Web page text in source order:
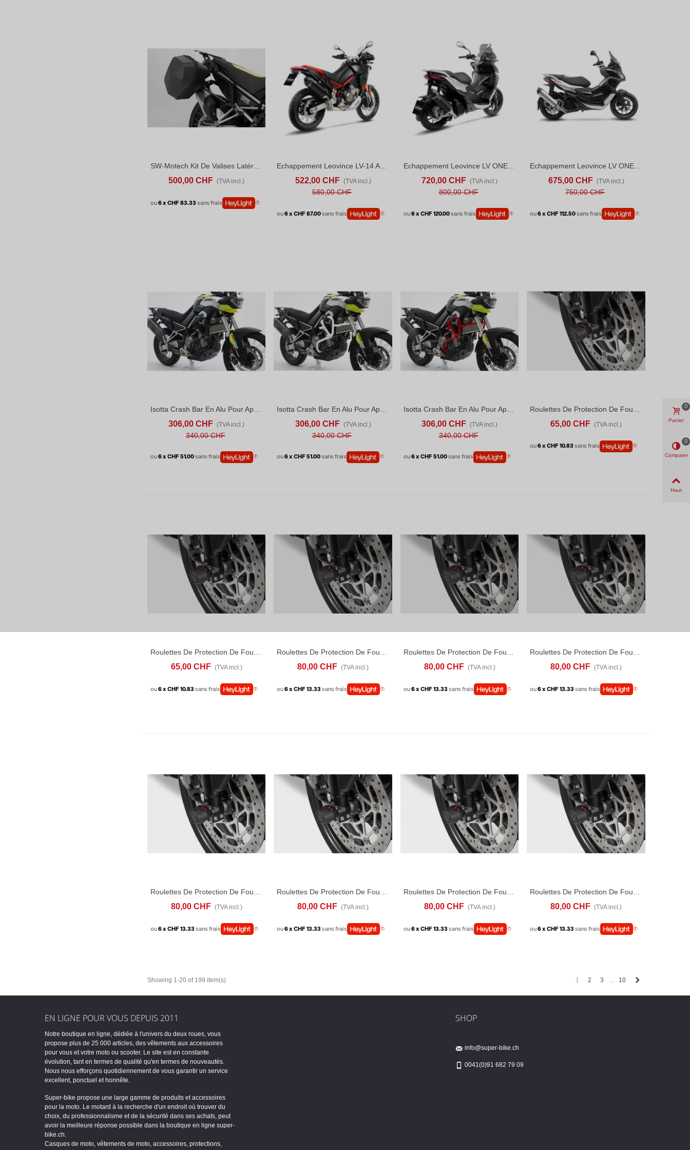
AJOUTER AU PANIERADD TO COMPARE
SW-Motech Kit De Valises Latérales URBAN ABS. Aprilia Tuareg 660 (21-26)
500,00 CHF (TVA incl.)
ou6 x CHF 83.33sans frais
AJOUTER AU PANIERADD TO COMPARE
Echappement Leovince LV-14 Aprilia Tuareg (2022-26) Black Edition
522,00 CHF (TVA incl.)
580,00 CHF
ou6 x CHF 87.00sans frais
AJOUTER AU PANIERADD TO COMPARE
Echappement Leovince LV ONE Evo APRILIA SR GT 125/SPORT (2022-25) Black Edition
720,00 CHF (TVA incl.)
800,00 CHF
ou6 x CHF 120.00sans frais
AJOUTER AU PANIERADD TO COMPARE
Echappement Leovince LV ONE Evo APRILIA SR GT 125/SPORT (2022-24)
675,00 CHF (TVA incl.)
750,00 CHF
ou6 x CHF 112.50sans frais
AJOUTER AU PANIERADD TO COMPARE
306,00 CHF (TVA incl.)
340,00 CHF
ou6 x CHF 51.00sans frais
AJOUTER AU PANIERADD TO COMPARE
306,00 CHF (TVA incl.)
340,00 CHF
ou6 x CHF 51.00sans frais
AJOUTER AU PANIERADD TO COMPARE
Isotta Crash Bar En Alu Pour Aprilia Tuareg (2022-25) Rouge
306,00 CHF (TVA incl.)
340,00 CHF
ou6 x CHF 51.00sans frais
AJOUTER AU PANIERADD TO COMPARE
65,00 CHF (TVA incl.)
ou6 x CHF 10.83sans frais
AJOUTER AU PANIERADD TO COMPARE
Roulettes De Protection De Fourche Bmw M 1000 R (24-26)
65,00 CHF (TVA incl.)
ou6 x CHF 10.83sans frais
AJOUTER AU PANIERADD TO COMPARE
Roulettes De Protection De Fourche Bmw M 1000 XR (23-26)
80,00 CHF (TVA incl.)
ou6 x CHF 13.33sans frais
AJOUTER AU PANIERADD TO COMPARE
Roulettes De Protection De Fourche Bmw S 1000 RR (16-22)
80,00 CHF (TVA incl.)
ou6 x CHF 13.33sans frais
AJOUTER AU PANIERADD TO COMPARE
Roulettes De Protection De Fourche Bmw S 1000 R (13-20)
80,00 CHF (TVA incl.)
ou6 x CHF 13.33sans frais
AJOUTER AU PANIERADD TO COMPARE
Roulettes De Protection De Fourche Bmw F 900 XR (19-24)
80,00 CHF (TVA incl.)
ou6 x CHF 13.33sans frais
AJOUTER AU PANIERADD TO COMPARE
Roulettes De Protection De Fourche Bmw F 850 GS Adventure (18-20)
80,00 CHF (TVA incl.)
ou6 x CHF 13.33sans frais
AJOUTER AU PANIERADD TO COMPARE
Roulettes De Protection De Fourche Bmw F 750 GS (17-26)
80,00 CHF (TVA incl.)
ou6 x CHF 13.33sans frais
AJOUTER AU PANIERADD TO COMPARE
Roulettes De Protection De Fourche Bmw F 850 GS (17-26)
80,00 CHF (TVA incl.)
ou6 x CHF 13.33sans frais
Showing 1-20 of 199 item(s) 1 2 3 … 10
EN LIGNE POUR VOUS DEPUIS 2011
Notre boutique en ligne, dédiée à l'univers du deux roues, vous
propose plus de 25 000 articles, des vêtements aux accessoires
pour vous et votre moto ou scooter. Le site est en constante
évolution, tant en termes de qualité qu'en termes de nouveautés.
Nous nous efforçons quotidiennement de vous garantir un service
excellent, ponctuel et honnête.
Super-bike propose une large gamme de produits et accessoires
pour la moto. Le motard à la recherche d'un endroit où trouver du
choix, du professionnalisme et de la sécurité dans ses achats, peut
avoir la meilleure réponse possible dans la boutique en ligne super-
bike.ch.
Casques de moto, vêtements de moto, accessoires, protections,
SHOP
info@super-bike.ch
0041(0)91 682 79 09
Panier
0
Comparer
0
Haut